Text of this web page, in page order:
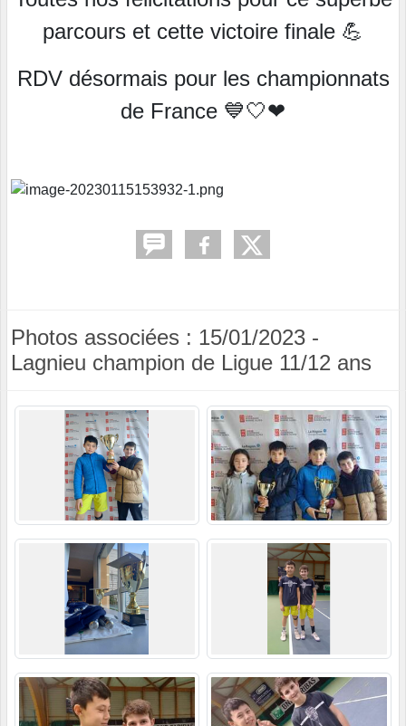
parcours et cette victoire finale 💪
RDV désormais pour les championnats
de France 💙🤍❤
Photos associées : 15/01/2023 -
Lagnieu champion de Ligue 11/12 ans